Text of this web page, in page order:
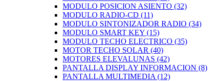
MODULO POSICION ASIENTO (32)
MODULO RADIO-CD (11)
MODULO SINTONIZADOR RADIO (34)
MODULO SMART KEY (15)
MODULO TECHO ELECTRICO (35)
MOTOR TECHO SOLAR (40)
MOTORES ELEVALUNAS (42)
PANTALLA DISPLAY INFORMACION (8)
PANTALLA MULTIMEDIA (12)